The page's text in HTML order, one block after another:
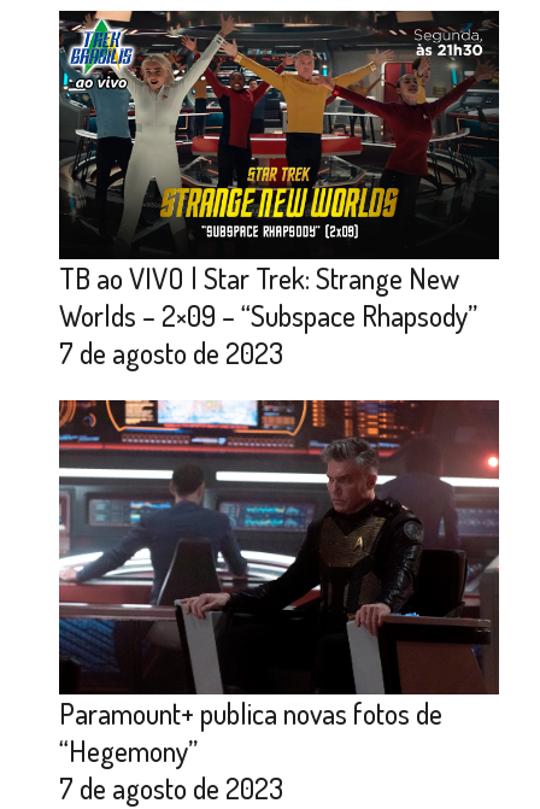
TB ao VIVO | Star Trek: Strange New
Worlds – 2×09 – “Subspace Rhapsody”
7 de agosto de 2023
Paramount+ publica novas fotos de
“Hegemony”
7 de agosto de 2023